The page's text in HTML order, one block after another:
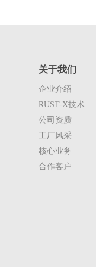
关于我们
企业介绍
RUST-X技术
公司资质
工厂风采
核心业务
合作客户